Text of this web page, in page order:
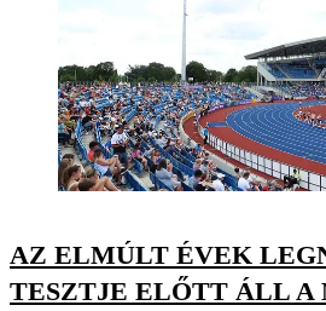
AZ ELMÚLT ÉVEK
TESZTJE ELŐTT ÁLL A